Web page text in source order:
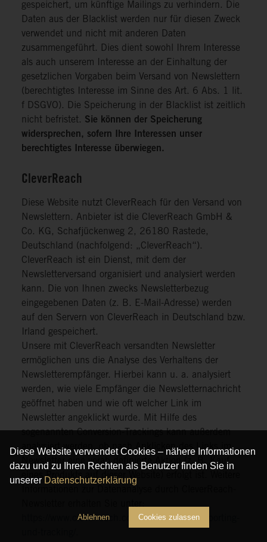
gespeichert, um künftige Mailings zu verhindern. Die
Daten aus der Blacklist werden nur für diesen Zweck
verwendet und nicht mit anderen Daten
zusammengeführt. Dies dient sowohl Ihrem Interesse
als auch unserem Interesse an der Einhaltung der
gesetzlichen Vorgaben beim Versand von Newslettern
(berechtigtes Interesse im Sinne des Art. 6 Abs. 1 lit.
f DSGVO). Die Speicherung in der Blacklist ist zeitlich
nicht befristet. Sie können der Speicherung
widersprechen, sofern Ihre Interessen unser
berechtigtes Interesse überwiegen.
CleverReach
Diese Website nutzt CleverReach für den Versand von
Newslettern. Anbieter ist die CleverReach GmbH &
Co. KG, Schafjückenweg 2, 26180 Rastede,
Deutschland (nachfolgend: „CleverReach“).
CleverReach ist ein Dienst, mit dem der
Newsletterversand organisiert und analysiert werden
kann. Die von Ihnen zwecks Newsletterbezug
eingegebenen Daten (z. B. E-Mail-Adresse) werden
auf den Servern von CleverReach in Deutschland bzw.
Irland gespeichert.
Unsere mit CleverReach versandten Newsletter
ermöglichen uns die Analyse des Verhaltens der
Newsletterempfänger. Hierbei kann u. a. analysiert
werden, wie viele Empfänger die Newsletternachricht
geöffnet haben und wie oft welcher Link im
Newsletter angeklickt wurde. Mit Hilfe des
sogenannten Conversion-Trackings kann außerdem
analysiert werden, ob nach Anklicken des Links im
Newsletter eine vorab definierte Aktion (z. B. Kauf
eines Produkts auf dieser Website) erfolgt ist. Weitere
Newsletter erhalten Sie unter:
https://www.cleverreach.com/de/funktionen/reporting-
Diese Website verwendet Cookies – nähere Informationen
dazu und zu Ihren Rechten als Benutzer finden Sie in
unserer Datenschutzerklärung
Ablehnen Cookies zulassen